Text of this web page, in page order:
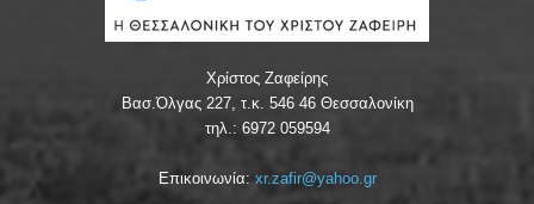
Χρίστος Ζαφείρης
Βασ.Όλγας 227, τ.κ. 546 46 Θεσσαλονίκη
τηλ.: 6972 059594
Επικοινωνία: xr.zafir@yahoo.gr